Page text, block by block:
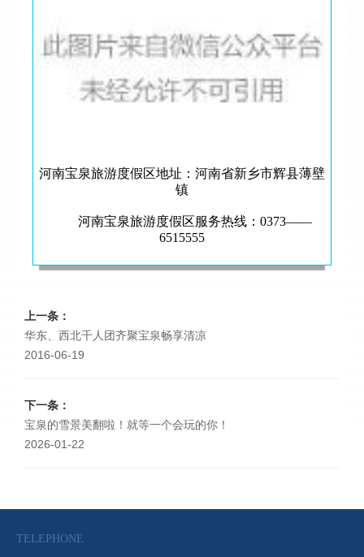
河南宝泉旅游度假区地址：河南省新乡市辉县薄壁
镇
河南宝泉旅游度假区服务热线：0373——
6515555
上一条：
华东、西北千人团齐聚宝泉畅享清凉
2016-06-19
下一条：
宝泉的雪景美翻啦！就等一个会玩的你！
2026-01-22
TELEPHONE